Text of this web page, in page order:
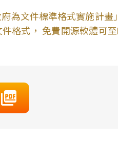
為文件標準格式實施計
格式， 免費開源軟體可